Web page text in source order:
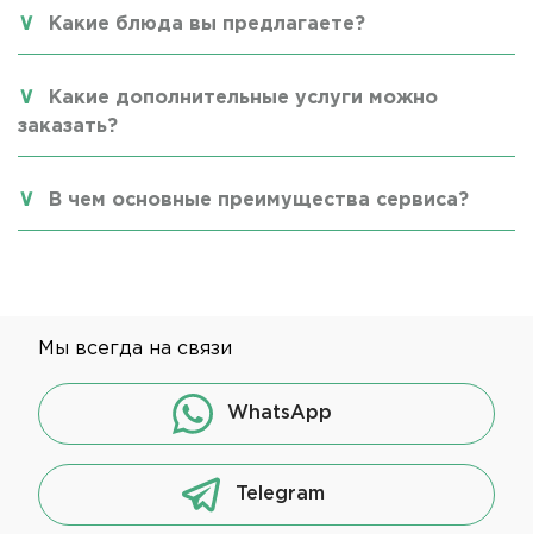
Какие блюда вы предлагаете?
Какие дополнительные услуги можно
заказать?
В чем основные преимущества сервиса?
Мы всегда на связи
WhatsApp
Telegram